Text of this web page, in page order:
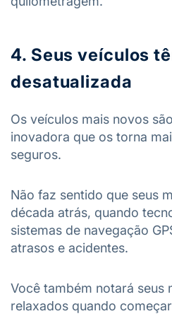
4. Seus veículos
desatualizada
Os veículos mais novos
inovadora que os torna
seguros.
Não faz sentido que seus
década atrás, quando
sistemas de navegação
atrasos e acidentes.
Você também notará seus
relaxados quando